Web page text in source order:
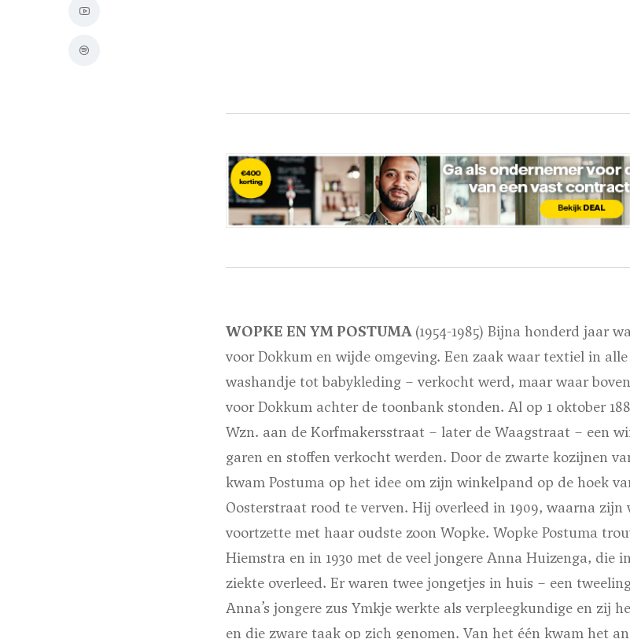
WOPKE EN YM POSTUMA (1954-1985) Bijna honderd jaar
voor Dokkum en wijde omgeving. Een zaak waar textiel in
washandje tot babykleding – verkocht werd, maar waar
voor Dokkum achter de toonbank stonden. Al op 1 oktober
Wzn. aan de Korfmakersstraat – later de Waagstraat – een
garen en stoffen verkocht werden. Door de zwarte kozijnen
kwam Postuma op het idee om zijn winkelpand op de hoek
Oosterstraat rood te verven. Hij overleed in 1909, waarna
voortzette met haar oudste zoon Wopke. Wopke Postuma
Hiemstra en in 1930 met de veel jongere Anna Huizenga, die
ziekte overleed. Er waren twee jongetjes in huis – een
Anna’s jongere zus Ymkje werkte als verpleegkundige en zij
en die zware taak op zich genomen. Van het één kwam het